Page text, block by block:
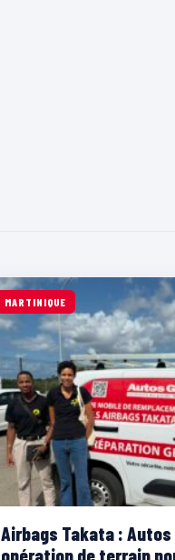
MARTINIQUE
Airbags Takata : Autos
opération de terrain